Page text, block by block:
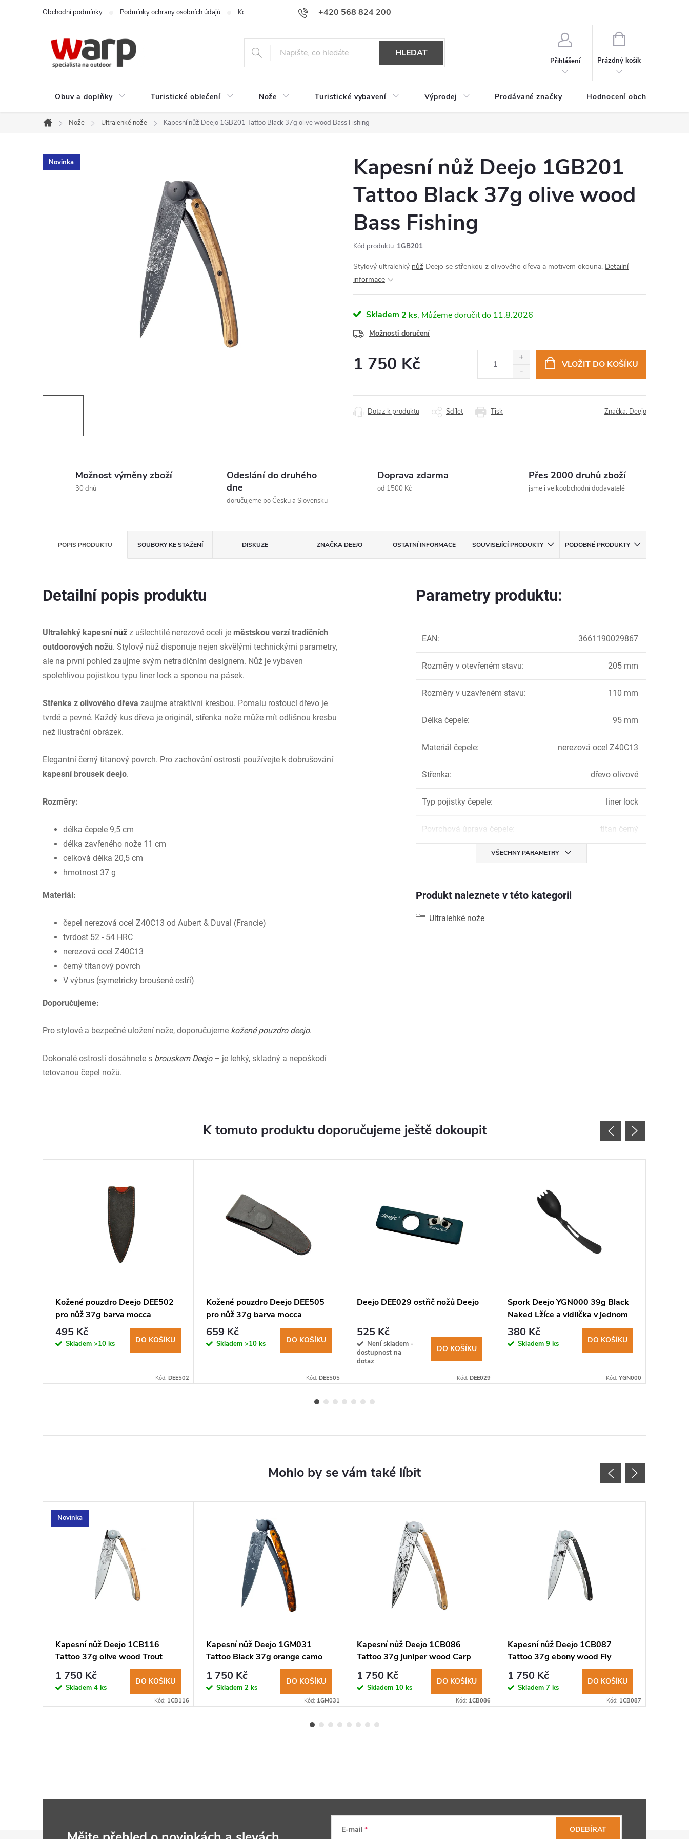
+420 568 824 200
Obchodní podmínky Podmínky ochrany osobních údajů Kontakty Doprava a platba Hodnocení obchodu
HLEDAT
Přihlášení
NÁKUPNÍ
Prázdný košík
Obuv a doplňky Turistické oblečení Nože Turistické vybavení Výprodej Prodávané značky Hodnocení obchodu
Domů
Nože Ultralehké nože Kapesní nůž Deejo 1GB201 Tattoo Black 37g olive wood Bass Fishing
Novinka
Kapesní nůž Deejo 1GB201
Tattoo Black 37g olive wood
Bass Fishing
Kód produktu: 1GB201
Stylový ultralehký nůž Deejo se střenkou z olivového dřeva a motivem okouna. Detailní
informace
Skladem 2 ks 11.8.2026
Možnosti doručení
1 750 Kč VLOŽIT DO KOŠÍKU
Tisk
Dotaz k produktu Sdílet Značka: Deejo
Možnost výměny zboží
30 dnů
Odeslání do druhého
dne
doručujeme po Česku a Slovensku
Doprava zdarma
od 1500 Kč
Přes 2000 druhů zboží
jsme i velkoobchodní dodavatelé
POPIS PRODUKTU SOUBORY KE STAŽENÍ DISKUZE ZNAČKADEEJO OSTATNÍ INFORMACE SOUVISEJÍCÍ PRODUKTY PODOBNÉ PRODUKTY
Detailní popis produktu
Ultralehký kapesnínůž z ušlechtilé nerezové oceli je městskou verzí tradičních
outdoorových nožů. Stylový nůž disponuje nejen skvělými technickými parametry,
ale na první pohled zaujme svým netradičním designem. Nůž je vybaven
spolehlivou pojistkou typu liner lock a sponou na pásek.
Střenka z olivového dřeva zaujme atraktivní kresbou. Pomalu rostoucí dřevo je
tvrdé a pevné. Každý kus dřeva je originál, střenka nože může mít odlišnou kresbu
než ilustrační obrázek.
Elegantní černý titanový povrch. Pro zachování ostrosti používejte k dobrušování
kapesní brousek deejo.
Rozměry:
délka čepele 9,5 cm
délka zavřeného nože 11 cm
celková délka 20,5 cm
hmotnost 37 g
Materiál:
čepel nerezová ocel Z40C13 od Aubert & Duval (Francie)
tvrdost 52 - 54 HRC
nerezová ocel Z40C13
černý titanový povrch
V výbrus (symetricky broušené ostří)
Doporučujeme:
Pro stylové a bezpečné uložení nože, doporučujeme kožené pouzdro deejo.
Dokonalé ostrosti dosáhnete s brouskem Deejo– je lehký, skladný a nepoškodí
tetovanou čepel nožů.
Parametry produktu:
EAN: 3661190029867
Rozměry v otevřeném stavu: 205 mm
Rozměry v uzavřeném stavu: 110 mm
Délka čepele: 95 mm
Materiál čepele: nerezová ocel Z40C13
Střenka: dřevo olivové
Typ pojistky čepele: liner lock
Povrchová úprava čepele: titan černý
VŠECHNY PARAMETRY
Produkt naleznete v této kategorii
Ultralehké nože
K tomuto produktu doporučujeme ještě dokoupit
Kožené pouzdro Deejo DEE502
pro nůž 37g barva mocca
495 Kč
Skladem >10 ks DO KOŠÍKU
Kód: DEE502
Kožené pouzdro Deejo DEE505
pro nůž 37g barva mocca
659 Kč
Skladem >10 ks DO KOŠÍKU
Kód: DEE505
Deejo DEE029 ostřič nožů Deejo
525 Kč
Není skladem -
dostupnost na
dotaz
DO KOŠÍKU
Kód: DEE029
Spork Deejo YGN000 39g Black
Naked Lžíce a vidlička v jednom
380 Kč
Skladem 9 ks DO KOŠÍKU
Kód: YGN000
Novinka
Kapesní nůž Deejo 1CB116
Tattoo 37g olive wood Trout
1 750 Kč
Skladem 4 ks
DO KOŠÍKU
Kód: 1CB116
Kapesní nůž Deejo 1GM031
Tattoo Black 37g orange camo
Trout
1 750 Kč
Skladem 2 ks
DO KOŠÍKU
Kód: 1GM031
Kapesní nůž Deejo 1CB086
Tattoo 37g juniper wood Carp
1 750 Kč
Skladem 10 ks
DO KOŠÍKU
Kód: 1CB086
Kapesní nůž Deejo 1CB087
Tattoo 37g ebony wood Fly
Fishing
1 750 Kč
Skladem 7 ks
DO KOŠÍKU
Kód: 1CB087
E-mail ODEBÍRAT